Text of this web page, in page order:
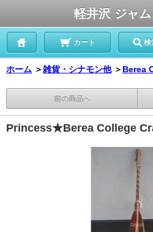
軽井沢 ジャ
カート 検
ホーム ＞雑貨・シナモン他 ＞ Berea
前の商品へ
Princess★Berea College